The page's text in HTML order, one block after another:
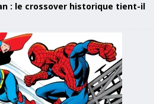
: le crossover historique tient-il